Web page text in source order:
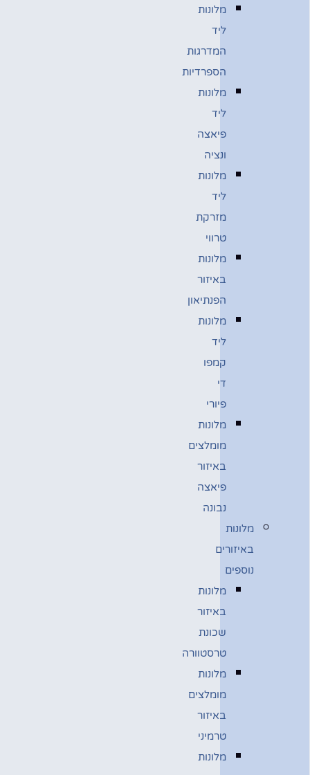
מלונות
ליד
המדרגות
הספרדיות
מלונות
ליד
פיאצה
ונציה
מלונות
ליד
מזרקת
טרווי
מלונות
באיזור
הפנתיאון
מלונות
ליד
קמפו
די
פיורי
מלונות
מומלצים
באיזור
פיאצה
נבונה
מלונות
באיזורים
נוספים
מלונות
באיזור
שכונת
טרסטוורה
מלונות
מומלצים
באיזור
טרמיני
מלונות